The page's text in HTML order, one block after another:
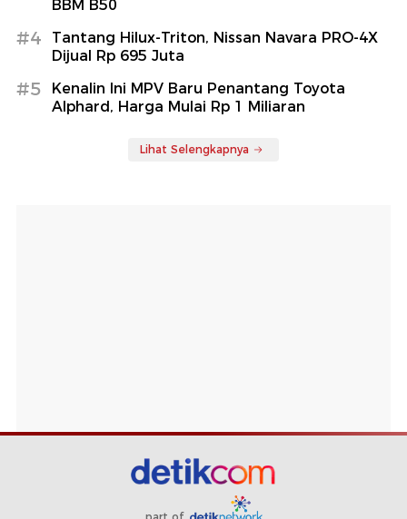
BBM B50
#4
Tantang Hilux-Triton, Nissan Navara PRO-4X
Dijual Rp 695 Juta
#5
Kenalin Ini MPV Baru Penantang Toyota
Alphard, Harga Mulai Rp 1 Miliaran
Lihat Selengkapnya